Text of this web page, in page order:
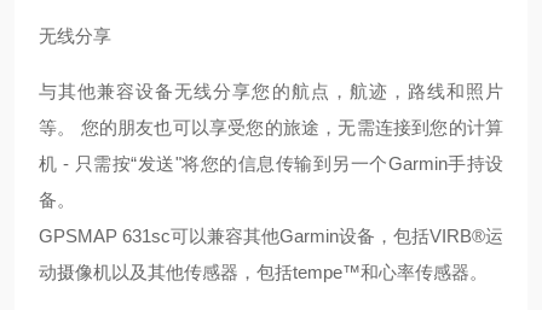
无线分享
与其他兼容设备无线分享您的航点，航迹，路线和照片
等。
您的朋友也可以享受您的旅途，无需连接到您的计算
机 - 只需按“发送"将您的信息传输到另一个Garmin手持设
备。
GPSMAP 631sc可以兼容其他Garmin设备，包括VIRB®运
动摄像机以及其他传感器，包括tempe™和心率传感器。